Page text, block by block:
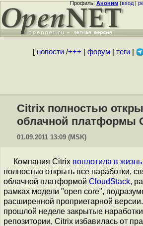
Профиль:Аноним(вход|
[ новости/+++ форум| теги|
Citrix полностью
облачной платформы
01.09.2011 13:09 (MSK)
Компания Citrix воплотила в жизнь
полностью открыть все наработки,
облачной платформой CloudStack,
рамках модели "open core",
расширенной проприетарной
прошлой неделе закрытые
репозитории, Citrix избавилась от